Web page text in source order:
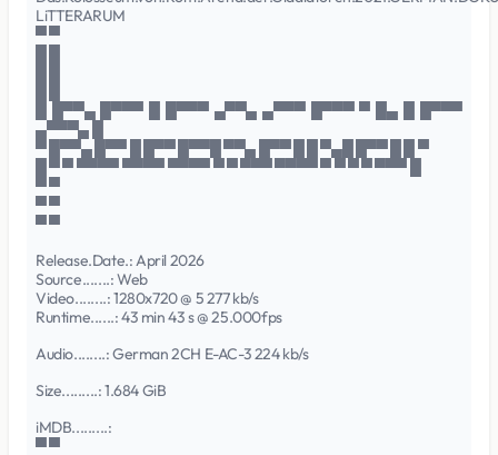
LiTTERARUM
▀ ▀
█ █▀▀▄ █▀▀▀ █ █▀▀▀ ▄▀▀▄ ▄▀▀▀ █▀▀▀ ▀ █▄ █ █▀▀▀
▄▀▀▀▄ █
▀ █▀▀▄ █▀▀ █ █▀▀ █▀▀█ ▀▀▄ █▀▀ █ █ ▀▄█ █▀▀ █ █ ▀
█ ▀ ▀ ▀▀▀▀ ▀▀▀▀ ▀▀▀▀ ▀ ▀ ▀▀▀ ▀▀▀▀ ▀ ▀ ▀ ▀ ▀▀▀ █
▀ ▀
▀ ▀
▀ ▀
Release.Date.: April 2026
Source.......: Web
Video........: 1280x720 @ 5 277 kb/s
Runtime......: 43 min 43 s @ 25.000fps
Audio........: German 2CH E-AC-3 224 kb/s
Size.........: 1.684 GiB
iMDB.........:
▀ ▀